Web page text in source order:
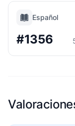
Español
#1356